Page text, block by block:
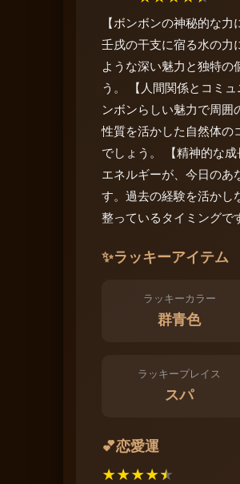
【ボンボンの神秘的な
壬戌の干支に宿る水の力
ような深い魅力と独特の
う。 【人間関係とコミ
ンボンらしい魅力で周
性質を活かした自然体の
でしょう。 【精神的な
エネルギーが、今日のあ
す。過去の経験を活かし
整っているタイミングで
✨ラッキーアイテム
ラッキーカラー
群青色
ラッキープレイス
スパ
💕恋愛運
★★★★★